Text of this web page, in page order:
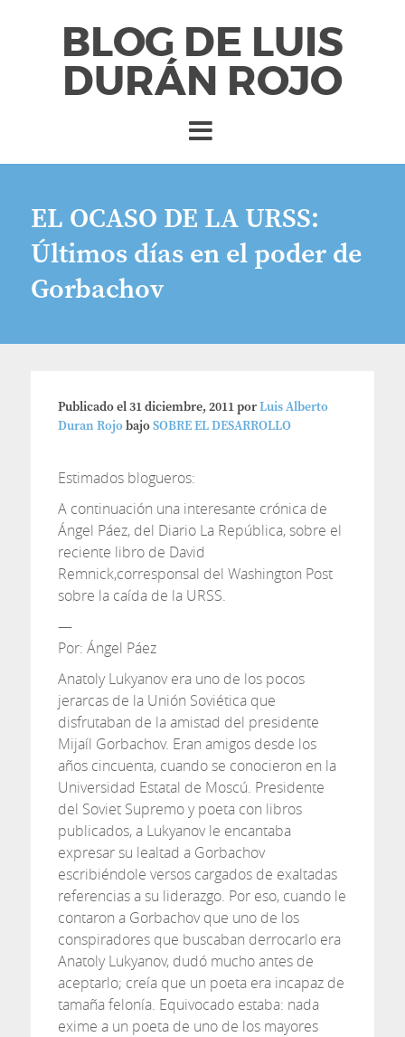
BLOG DE LUIS
DURÁN ROJO
EL OCASO DE LA URSS:
Últimos días en el poder de
Gorbachov
Publicado el31 diciembre, 2011porLuis Alberto
Duran RojobajoSOBRE EL DESARROLLO
Estimados blogueros:
A continuación una interesante crónica de
Ángel Páez, del Diario La República, sobre el
reciente libro de David
Remnick,corresponsal del Washington Post
sobre la caída de la URSS.
—
Por: Ángel Páez
Anatoly Lukyanov era uno de los pocos
jerarcas de la Unión Soviética que
disfrutaban de la amistad del presidente
Mijaíl Gorbachov. Eran amigos desde los
años cincuenta, cuando se conocieron en la
Universidad Estatal de Moscú. Presidente
del Soviet Supremo y poeta con libros
publicados, a Lukyanov le encantaba
expresar su lealtad a Gorbachov
escribiéndole versos cargados de exaltadas
referencias a su liderazgo. Por eso, cuando le
contaron a Gorbachov que uno de los
conspiradores que buscaban derrocarlo era
Anatoly Lukyanov, dudó mucho antes de
aceptarlo; creía que un poeta era incapaz de
tamaña felonía. Equivocado estaba: nada
exime a un poeta de uno de los mayores